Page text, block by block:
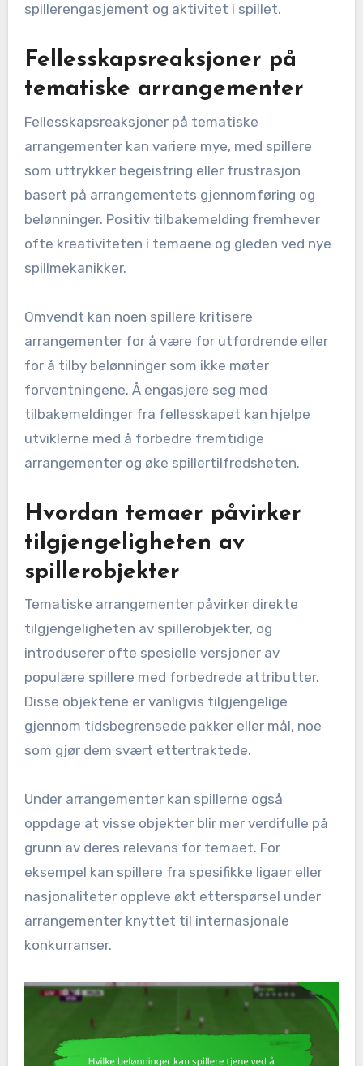
spillerengasjement og aktivitet i spillet.
Fellesskapsreaksjoner på
tematiske arrangementer
Fellesskapsreaksjoner på tematiske
arrangementer kan variere mye, med spillere
som uttrykker begeistring eller frustrasjon
basert på arrangementets gjennomføring og
belønninger. Positiv tilbakemelding fremhever
ofte kreativiteten i temaene og gleden ved nye
spillmekanikker.
Omvendt kan noen spillere kritisere
arrangementer for å være for utfordrende eller
for å tilby belønninger som ikke møter
forventningene. Å engasjere seg med
tilbakemeldinger fra fellesskapet kan hjelpe
utviklerne med å forbedre fremtidige
arrangementer og øke spillertilfredsheten.
Hvordan temaer påvirker
tilgjengeligheten av
spillerobjekter
Tematiske arrangementer påvirker direkte
tilgjengeligheten av spillerobjekter, og
introduserer ofte spesielle versjoner av
populære spillere med forbedrede attributter.
Disse objektene er vanligvis tilgjengelige
gjennom tidsbegrensede pakker eller mål, noe
som gjør dem svært ettertraktede.
Under arrangementer kan spillerne også
oppdage at visse objekter blir mer verdifulle på
grunn av deres relevans for temaet. For
eksempel kan spillere fra spesifikke ligaer eller
nasjonaliteter oppleve økt etterspørsel under
arrangementer knyttet til internasjonale
konkurranser.